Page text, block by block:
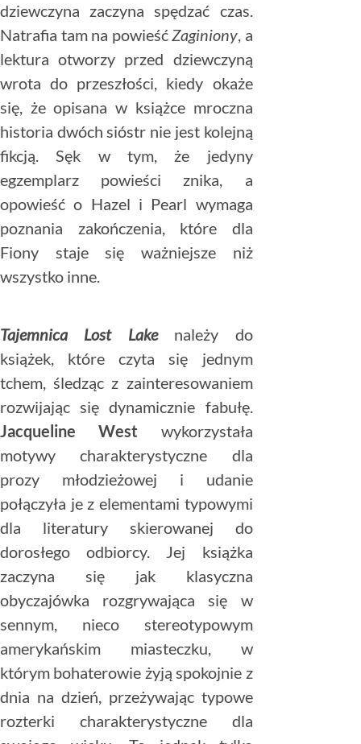
dziewczyna zaczyna spędzać czas.
Natrafia tam na powieśćZaginiony, a
lektura otworzy przed dziewczyną
wrota do przeszłości, kiedy okaże
się, że opisana w książce mroczna
historia dwóch sióstr nie jest kolejną
fikcją. Sęk w tym, że jedyny
egzemplarz powieści znika, a
opowieść o Hazel i Pearl wymaga
poznania zakończenia, które dla
Fiony staje się ważniejsze niż
wszystko inne.
Tajemnica Lost Lakenależy do
książek, które czyta się jednym
tchem, śledząc z zainteresowaniem
rozwijając się dynamicznie fabułę.
Jacqueline West wykorzystała
motywy charakterystyczne dla
prozy młodzieżowej i udanie
połączyła je z elementami typowymi
dla literatury skierowanej do
dorosłego odbiorcy. Jej książka
zaczyna się jak klasyczna
obyczajówka rozgrywająca się w
sennym, nieco stereotypowym
amerykańskim miasteczku, w
którym bohaterowie żyją spokojnie z
dnia na dzień, przeżywając typowe
rozterki charakterystyczne dla